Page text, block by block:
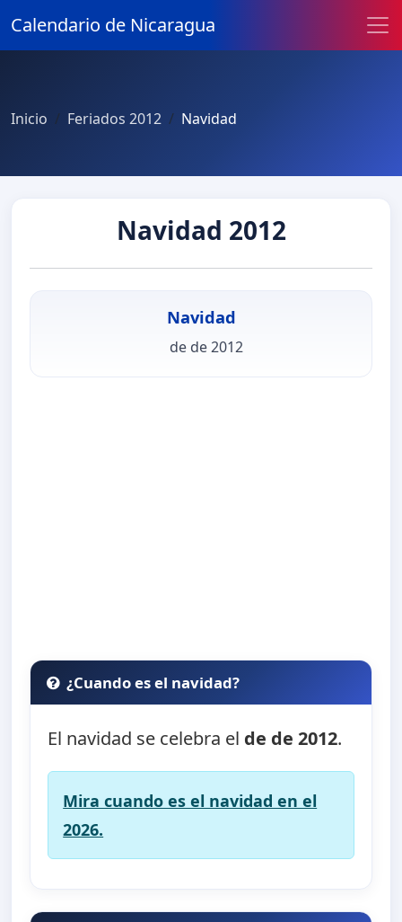
Calendario de Nicaragua
Inicio Feriados 2012 Navidad
Navidad 2012
Navidad
de de 2012
¿Cuando es el navidad?
El navidad se celebra el de de 2012.
Mira cuando es el navidad en el
2026.